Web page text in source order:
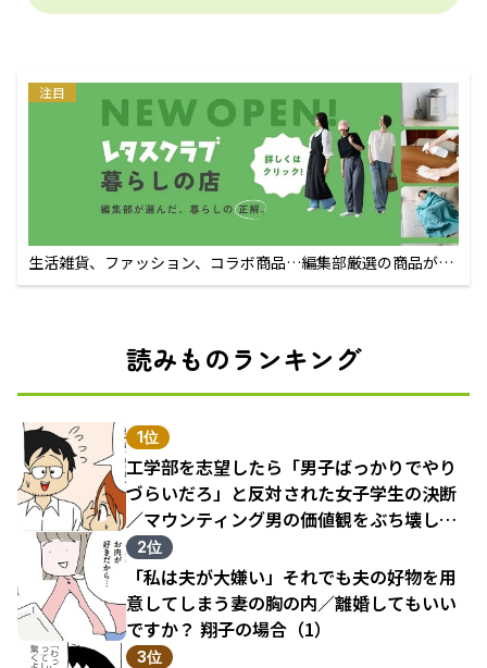
注目
生活雑貨、ファッション、コラボ商品…編集部厳選の商品が買
えるECサイト
読みものランキング
1位
工学部を志望したら「男子ばっかりでやり
づらいだろ」と反対された女子学生の決断
／マウンティング男の価値観をぶち壊した
結果（1）
2位
「私は夫が大嫌い」それでも夫の好物を用
意してしまう妻の胸の内／離婚してもいい
ですか？ 翔子の場合（1）
3位